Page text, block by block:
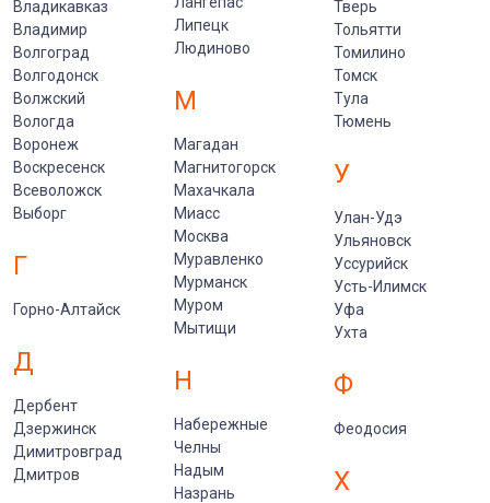
Владикавказ
Владимир
Волгоград
Волгодонск
Волжский
Вологда
Воронеж
Воскресенск
Всеволожск
Выборг
Г
Горно-Алтайск
Д
Дербент
Дзержинск
Димитровград
Дмитров
Липецк
Людиново
М
Магадан
Магнитогорск
Махачкала
Миасс
Москва
Муравленко
Мурманск
Муром
Мытищи
Н
Набережные
Челны
Надым
Назрань
Тверь
Тольятти
Томилино
Томск
Тула
Тюмень
У
Улан-Удэ
Ульяновск
Уссурийск
Усть-Илимск
Уфа
Ухта
Ф
Феодосия
Х